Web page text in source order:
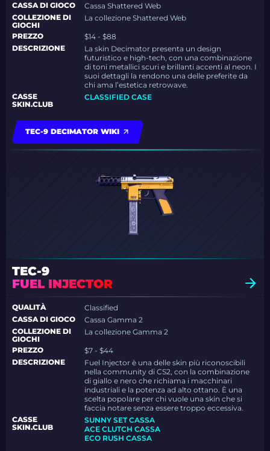
CASSA DI GIOCO
Cassa Shattered Web
COLLEZIONE DI
GIOCHI
La collezione Shattered Web
PREZZO
$14 - $88
DESCRIZIONE
La skin Decimator presenta un design
futuristico e high-tech, con una combinazione
di toni metallici scuri e brillanti accenti al neon. I
suoi dettagli la rendono una delle preferite da
chi ama l’estetica retrowave.
CASSE
SKIN.CLUB
CLASSIFIED CASE
TEC-9 DECIMATOR WIKI
TEC-9
FUEL INJECTOR
QUALITÀ
Classified
CASSA DI GIOCO
Cassa Gamma 2
COLLEZIONE DI
GIOCHI
La collezione Gamma 2
PREZZO
$7 - $44
DESCRIZIONE
Fuel Injector è una delle skin più riconoscibili
nella community di CS2, con la combinazione
di giallo e nero che richiama i macchinari
industriali e la potenza ad alto ottano. È una
scelta popolare per chi vuole una skin che si
faccia notare senza essere troppo eccessiva.
CASSE
SKIN.CLUB
SUNNY SET CASSA
ACE CLUTCH CASSA
ECO RUSH CASSA